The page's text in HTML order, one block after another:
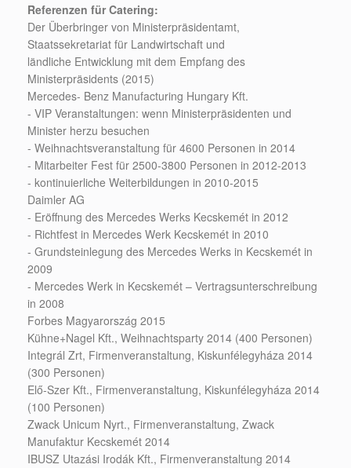
Referenzen für Catering:
Der Überbringer von Ministerpräsidentamt,
Staatssekretariat für Landwirtschaft und
ländliche Entwicklung mit dem Empfang des
Ministerpräsidents (2015)
Mercedes- Benz Manufacturing Hungary Kft.
- VIP Veranstaltungen: wenn Ministerpräsidenten und
Minister herzu besuchen
- Weihnachtsveranstaltung für 4600 Personen in 2014
- Mitarbeiter Fest für 2500-3800 Personen in 2012-2013
- kontinuierliche Weiterbildungen in 2010-2015
Daimler AG
- Eröffnung des Mercedes Werks Kecskemét in 2012
- Richtfest in Mercedes Werk Kecskemét in 2010
- Grundsteinlegung des Mercedes Werks in Kecskemét in
2009
- Mercedes Werk in Kecskemét – Vertragsunterschreibung
in 2008
Forbes Magyarország 2015
Kühne+Nagel Kft., Weihnachtsparty 2014 (400 Personen)
Integrál Zrt, Firmenveranstaltung, Kiskunfélegyháza 2014
(300 Personen)
Elő-Szer Kft., Firmenveranstaltung, Kiskunfélegyháza 2014
(100 Personen)
Zwack Unicum Nyrt., Firmenveranstaltung, Zwack
Manufaktur Kecskemét 2014
IBUSZ Utazási Irodák Kft., Firmenveranstaltung 2014